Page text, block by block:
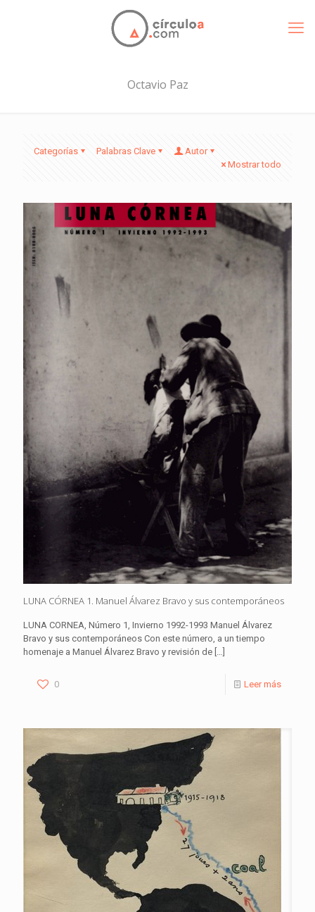
Octavio Paz
Categorías Palabras Clave
Autor
Mostrar todo
LUNA CÓRNEA 1. Manuel Álvarez Bravo y sus contemporáneos
LUNA CORNEA, Número 1, Invierno 1992-1993 Manuel Álvarez
Bravo y sus contemporáneos Con este número, a un tiempo
homenaje a Manuel Álvarez Bravo y revisión de […]
0 Leer más